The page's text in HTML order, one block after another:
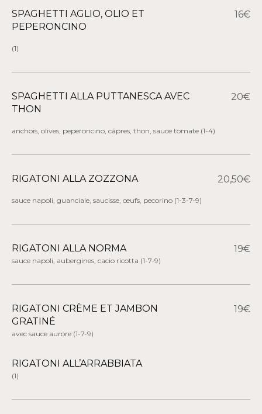
SPAGHETTI AGLIO, OLIO ET
PEPERONCINO
16€
(1)
SPAGHETTI ALLA PUTTANESCA AVEC
THON
20€
anchois, olives, peperoncino, câpres, thon, sauce tomate (1-4)
RIGATONI ALLA ZOZZONA 20,50€
sauce napoli, guanciale, saucisse, œufs, pecorino (1-3-7-9)
RIGATONI ALLA NORMA 19€
sauce napoli, aubergines, cacio ricotta (1-7-9)
RIGATONI CRÈME ET JAMBON
GRATINÉ
19€
avec sauce aurore (1-7-9)
RIGATONI ALL’ARRABBIATA
(1)